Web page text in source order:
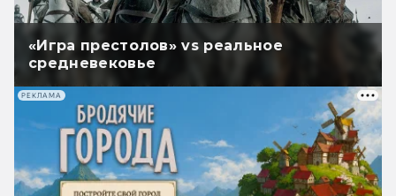
«Игра престолов» vs реальное
средневековье
РЕКЛАМА